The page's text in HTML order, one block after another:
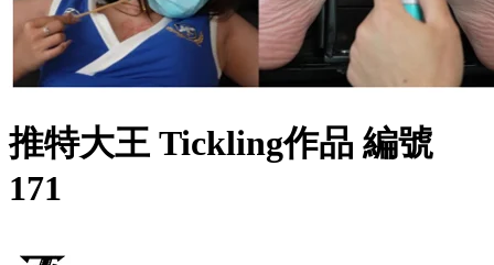
推特大王 Tickling作品 編號
171